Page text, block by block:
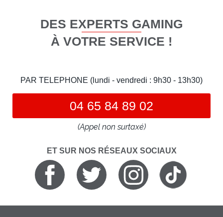
DES EXPERTS GAMING
À VOTRE SERVICE !
PAR TELEPHONE (lundi - vendredi : 9h30 - 13h30)
04 65 84 89 02
(Appel non surtaxé)
ET SUR NOS RÉSEAUX SOCIAUX